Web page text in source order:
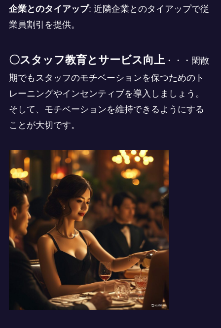
企業とのタイアップ: 近隣企業とのタイアップで従
業員割引を提供。
〇スタッフ教育とサービス向上・・・閑散
期でもスタッフのモチベーションを保つためのト
レーニングやインセンティブを導入しましょう。
そして、モチベーションを維持できるようにする
ことが大切です。